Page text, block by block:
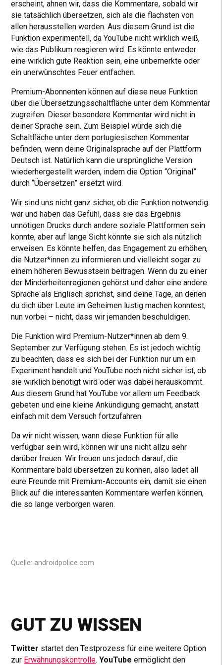
erscheint, ahnen wir, dass die Kommentare, sobald wir
sie tatsächlich übersetzen, sich als die flachsten von
allen herausstellen werden. Aus diesem Grund ist die
Funktion experimentell, da YouTube nicht wirklich weiß,
wie das Publikum reagieren wird. Es könnte entweder
eine wirklich gute Reaktion sein, eine unbemerkte oder
ein unerwünschtes Feuer entfachen.
Premium-Abonnenten können auf diese neue Funktion
über die Übersetzungsschaltfläche unter dem Kommentar
zugreifen. Dieser besondere Kommentar wird nicht in
deiner Sprache sein. Zum Beispiel würde sich die
Schaltfläche unter dem portugiesischen Kommentar
befinden, wenn deine Originalsprache auf der Plattform
Deutsch ist. Natürlich kann die ursprüngliche Version
wiederhergestellt werden, indem die Option “Original”
durch “Übersetzen” ersetzt wird.
Wir sind uns nicht ganz sicher, ob die Funktion notwendig
war und haben das Gefühl, dass sie das Ergebnis
unnötigen Drucks durch andere soziale Plattformen sein
könnte, aber auf lange Sicht könnte sie sich als nützlich
erweisen. Es könnte helfen, das Engagement zu erhöhen,
die Nutzer*innen zu informieren und vielleicht sogar zu
einem höheren Bewusstsein beitragen. Wenn du zu einer
der Minderheitenregionen gehörst und daher eine andere
Sprache als Englisch sprichst, sind deine Tage, an denen
du dich über Leute im Geheimen lustig machen konntest,
nun vorbei – nicht, dass wir jemanden beschuldigen.
Die Funktion wird Premium-Nutzer*innen ab dem 9.
September zur Verfügung stehen. Es ist jedoch wichtig
zu beachten, dass es sich bei der Funktion nur um ein
Experiment handelt und YouTube noch nicht sicher ist, ob
sie wirklich benötigt wird oder was dabei herauskommt.
Aus diesem Grund hat YouTube vor allem um Feedback
gebeten und eine kleine Ankündigung gemacht, anstatt
einfach mit dem Versuch fortzufahren.
Da wir nicht wissen, wann diese Funktion für alle
verfügbar sein wird, können wir uns nicht allzu sehr
darüber freuen. Wir freuen uns jedoch darauf, die
Kommentare bald übersetzen zu können, also ladet all
eure Freunde mit Premium-Accounts ein, damit sie einen
Blick auf die interessanten Kommentare werfen können,
die so lange verborgen waren.
Quelle: androidpolice.com
GUT ZU WISSEN
Twitter startet den Testprozess für eine weitere Option
zur Erwähnungskontrolle.YouTube ermöglicht den